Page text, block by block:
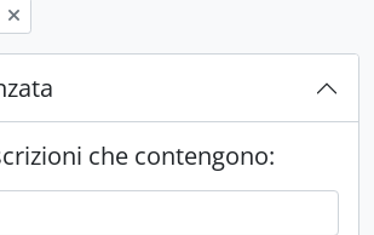
che contengono: